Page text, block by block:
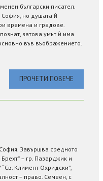
български писател.
но душата ѝ
времена и градове.
затова умът ѝ има
във въображението.
ПРОЧЕТИ ПОВЕЧЕ
Завършва средното
– гр. Пазарджик и
Климент Охридски”,
– право. Семеен, с